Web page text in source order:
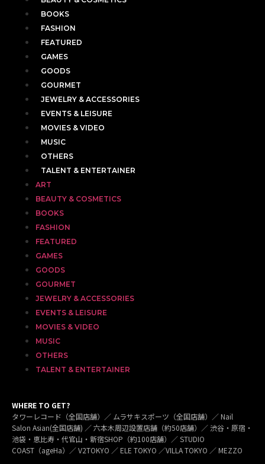
BOOKS
FASHION
FEATURED
GAMES
GOODS
GOURMET
JEWELRY & ACCESSORIES
EVENTS & LEISURE
MOVIES & VIDEO
MUSIC
OTHERS
TALENT & ENTERTAINER
ART
BEAUTY & COSMETICS
BOOKS
FASHION
FEATURED
GAMES
GOODS
GOURMET
JEWELRY & ACCESSORIES
EVENTS & LEISURE
MOVIES & VIDEO
MUSIC
OTHERS
TALENT & ENTERTAINER
WHERE TO GET?
タワーレコード（全国店舗）／ ムラサキスポーツ（全国店舗）／ Nail
Salon Asian(全国店舗) ／ 六本木周辺設置店舗（約50店舗）／ 渋谷・原宿・
池袋・恵比寿・代官山・新宿SHOP（約100店舗）／ STUDIO
COAST（ageHa）／ V2TOKYO ／ ELE TOKYO ／VILLA TOKYO ／ MEZZO